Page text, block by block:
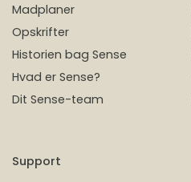
Madplaner
Opskrifter
Historien bag Sense
Hvad er Sense?
Dit Sense-team
Support